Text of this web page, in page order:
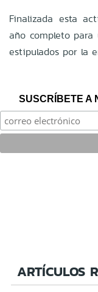
Finalizada esta
año completo
estipulados por la
SUSCRÍBETE A
ARTÍCULOS